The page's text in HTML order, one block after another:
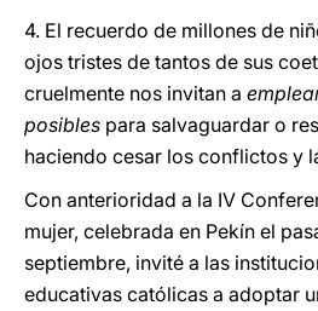
4. El recuerdo de millones de
ojos tristes de tantos de sus
cruelmente nos invitan a
posibles para salvaguardar o
haciendo cesar los conflictos y
Con anterioridad a la IV
mujer, celebrada en Pekín el
septiembre, invité a las
educativas católicas a adoptar